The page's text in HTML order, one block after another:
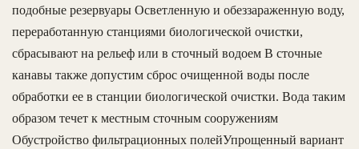
подобные резервуары Осветленную и обеззараженную воду,
переработанную станциями биологической очистки,
сбрасывают на рельеф или в сточный водоем В сточные
канавы также допустим сброс очищенной воды после
обработки ее в станции биологической очистки. Вода таким
образом течет к местным сточным сооружениям
Обустройство фильтрационных полейУпрощенный вариант